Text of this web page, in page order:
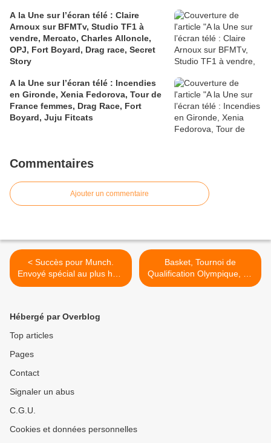
A la Une sur l’écran télé : Claire
Arnoux sur BFMTv, Studio TF1 à
vendre, Mercato, Charles Alloncle,
OPJ, Fort Boyard, Drag race, Secret
Story
A la Une sur l’écran télé : Incendies
en Gironde, Xenia Fedorova, Tour de
France femmes, Drag Race, Fort
Boyard, Juju Fitcats
Commentaires
Ajouter un commentaire
< Succès pour Munch.
Envoyé spécial au plus haut
depuis juin 2018. Fr3 3e.
Basket, Tournoi de
Qualification Olympique, du
6 au 9 février 2020 sur W9
Hébergé par Overblog
Top articles
Pages
Contact
Signaler un abus
C.G.U.
Cookies et données personnelles